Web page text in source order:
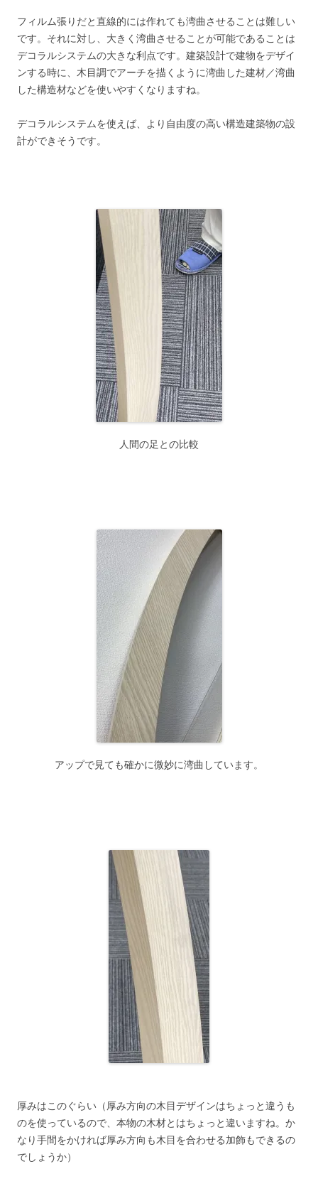
フィルム張りだと直線的には作れても湾曲させることは難しい
です。それに対し、大きく湾曲させることが可能であることは
デコラルシステムの大きな利点です。建築設計で建物をデザイ
ンする時に、木目調でアーチを描くように湾曲した建材／湾曲
した構造材などを使いやすくなりますね。
デコラルシステムを使えば、より自由度の高い構造建築物の設
計ができそうです。
人間の足との比較
アップで見ても確かに微妙に湾曲しています。
厚みはこのぐらい（厚み方向の木目デザインはちょっと違うも
のを使っているので、本物の木材とはちょっと違いますね。か
なり手間をかければ厚み方向も木目を合わせる加飾もできるの
でしょうか）